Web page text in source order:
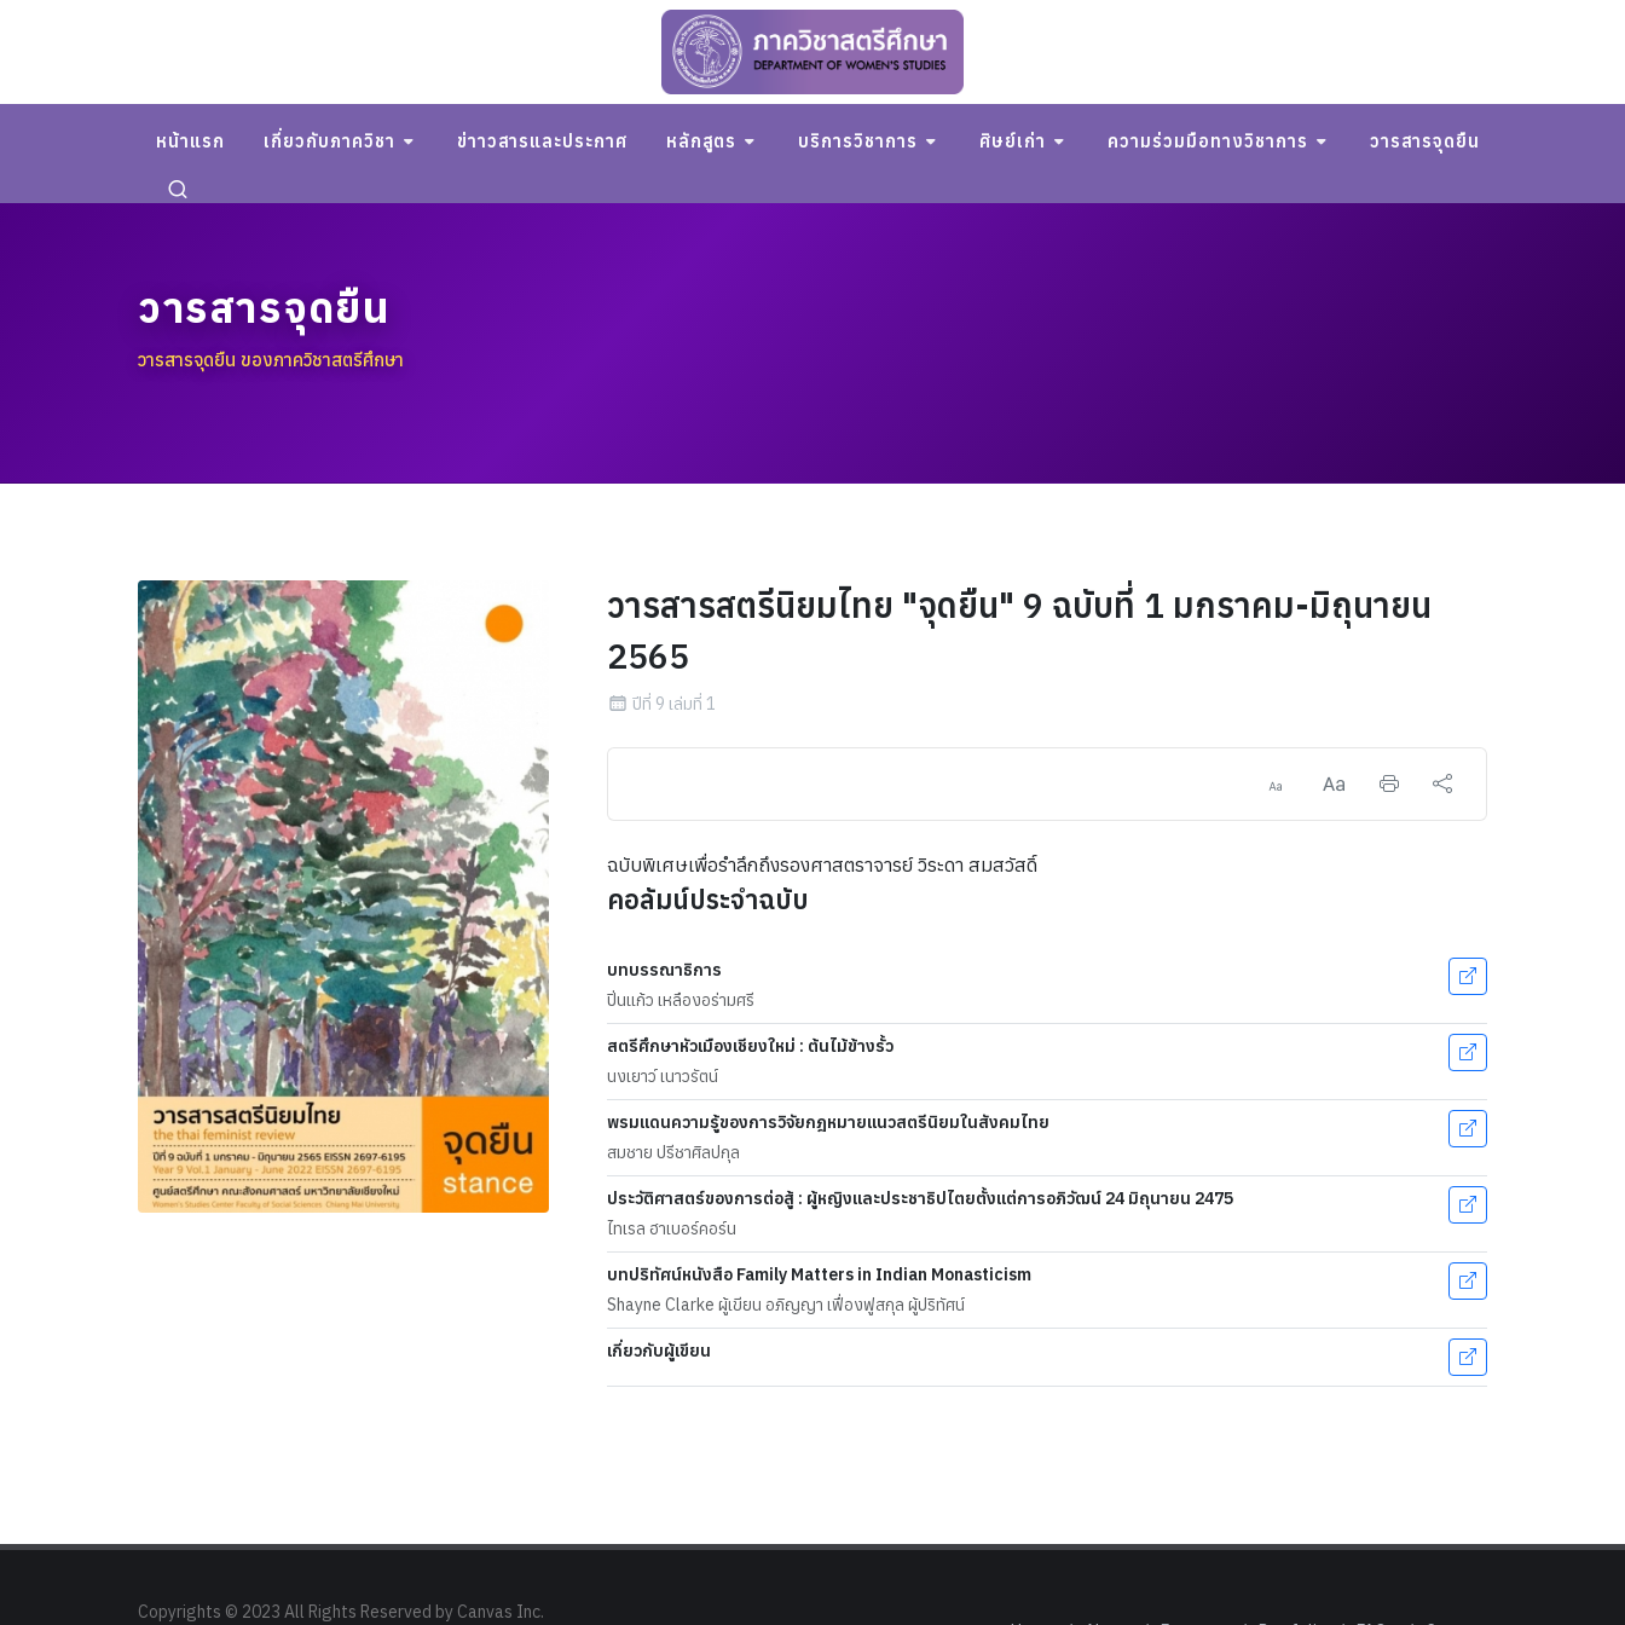
หน้าแรก เกี่ยวกับภาควิชา ข่าาวสารและประกาศ หลักสูตร บริการวิชาการ ศิษย์เก่า ความร่วมมือทางวิชาการ วารสารจุดยืน
วารสารจุดยืน
วารสารจุดยืน ของภาควิชาสตรีศึกษา
วารสารสตรีนิยมไทย "จุดยืน" 9 ฉบับที่ 1 มกราคม-มิถุนายน
2565
ปีที่ 9 เล่มที่ 1
ฉบับพิเศษเพื่อรำลึกถึงรองศาสตราจารย์ วิระดา สมสวัสดิ์
คอลัมน์ประจำฉบับ
บทบรรณาธิการ
ปิ่นแก้ว เหลืองอร่ามศรี
สตรีศึกษาหัวเมืองเชียงใหม่ : ต้นไม้ข้างรั้ว
นงเยาว์ เนาวรัตน์
พรมแดนความรู้ของการวิจัยกฎหมายแนวสตรีนิยมในสังคมไทย
สมชาย ปรีชาศิลปกุล
ประวัติศาสตร์ของการต่อสู้ : ผู้หญิงและประชาธิปไตยตั้งแต่การอภิวัฒน์ 24 มิถุนายน 2475
ไทเรล ฮาเบอร์คอร์น
บทปริทัศน์หนังสือ Family Matters in Indian Monasticism
Shayne Clarke ผู้เขียน อภิญญา เฟื่องฟูสกุล ผู้ปริทัศน์
เกี่ยวกับผู้เขียน
Copyrights © 2023 All Rights Reserved by Canvas Inc.